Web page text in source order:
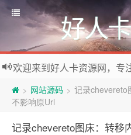
好人
> 网站源码 > 记录chevereto
不影响原Url
记录chevereto图床：转移